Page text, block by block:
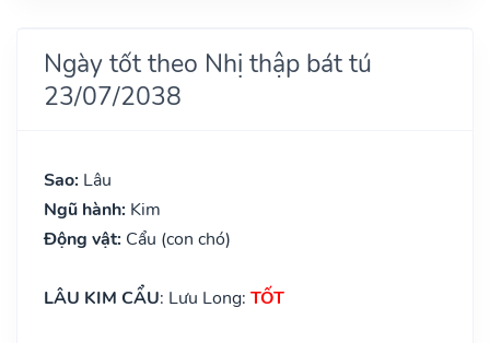
Ngày tốt theo Nhị thập bát tú
23/07/2038
Sao: Lâu
Ngũ hành: Kim
Động vật: Cẩu (con chó)
LÂU KIM CẨU: Lưu Long: TỐT